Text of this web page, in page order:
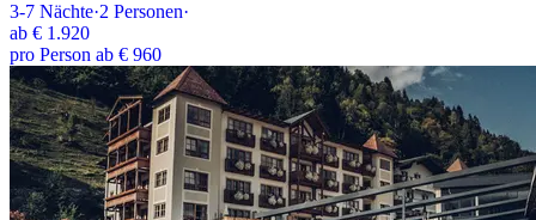
3-7 Nächte·2 Personen·
ab € 1.920
pro Person ab € 960